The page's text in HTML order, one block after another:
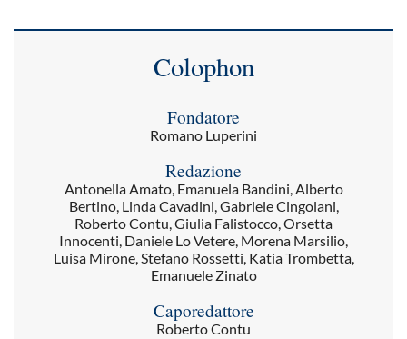
Colophon
Fondatore
Romano Luperini
Redazione
Antonella Amato, Emanuela Bandini, Alberto
Bertino, Linda Cavadini, Gabriele Cingolani,
Roberto Contu, Giulia Falistocco, Orsetta
Innocenti, Daniele Lo Vetere, Morena Marsilio,
Luisa Mirone, Stefano Rossetti, Katia Trombetta,
Emanuele Zinato
Caporedattore
Roberto Contu